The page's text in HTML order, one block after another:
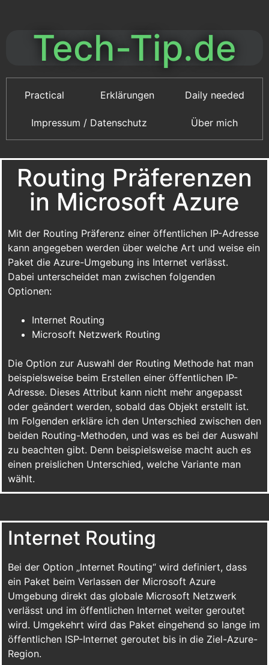
Tech-Tip.de
Practical Erklärungen Daily needed
Impressum / Datenschutz Über mich
Routing Präferenzen
in Microsoft Azure
Mit der Routing Präferenz einer öffentlichen IP-Adresse
kann angegeben werden über welche Art und weise ein
Paket die Azure-Umgebung ins Internet verlässt.
Dabei unterscheidet man zwischen folgenden
Optionen:
Internet Routing
Microsoft Netzwerk Routing
Die Option zur Auswahl der Routing Methode hat man
beispielsweise beim Erstellen einer öffentlichen IP-
Adresse. Dieses Attribut kann nicht mehr angepasst
oder geändert werden, sobald das Objekt erstellt ist.
Im Folgenden erkläre ich den Unterschied zwischen den
beiden Routing-Methoden, und was es bei der Auswahl
zu beachten gibt. Denn beispielsweise macht auch es
einen preislichen Unterschied, welche Variante man
wählt.
Internet Routing
Bei der Option „Internet Routing“ wird definiert, dass
ein Paket beim Verlassen der Microsoft Azure
Umgebung direkt das globale Microsoft Netzwerk
verlässt und im öffentlichen Internet weiter geroutet
wird. Umgekehrt wird das Paket eingehend so lange im
öffentlichen ISP-Internet geroutet bis in die Ziel-Azure-
Region.